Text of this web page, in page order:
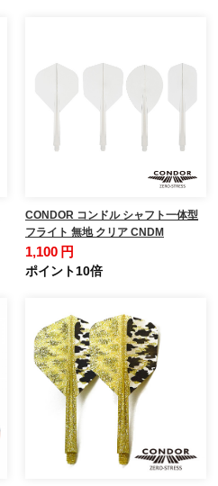
CONDOR コンドル シャフト一体型
フライト 無地 クリア CNDM
1,100 円
ポイント10倍